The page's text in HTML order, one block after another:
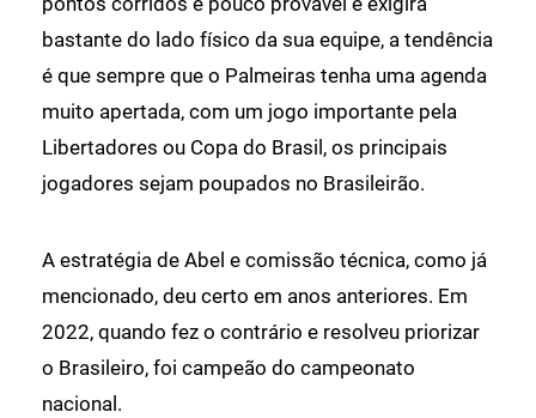
bastante do lado físico da sua equipe, a tendência
é que sempre que o Palmeiras tenha uma agenda
muito apertada, com um jogo importante pela
Libertadores ou Copa do Brasil, os principais
jogadores sejam poupados no Brasileirão.
A estratégia de Abel e comissão técnica, como já
mencionado, deu certo em anos anteriores. Em
2022, quando fez o contrário e resolveu priorizar
o Brasileiro, foi campeão do campeonato
nacional.